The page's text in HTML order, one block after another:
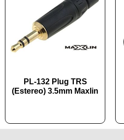
PL-132 Plug TRS
(Estereo) 3.5mm Maxlin